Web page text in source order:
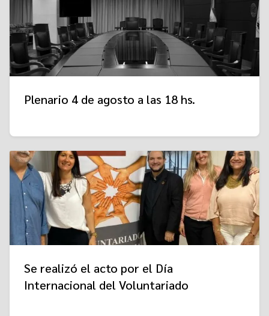
Plenario 4 de agosto a las 18 hs.
Se realizó el acto por el Día
Internacional del Voluntariado